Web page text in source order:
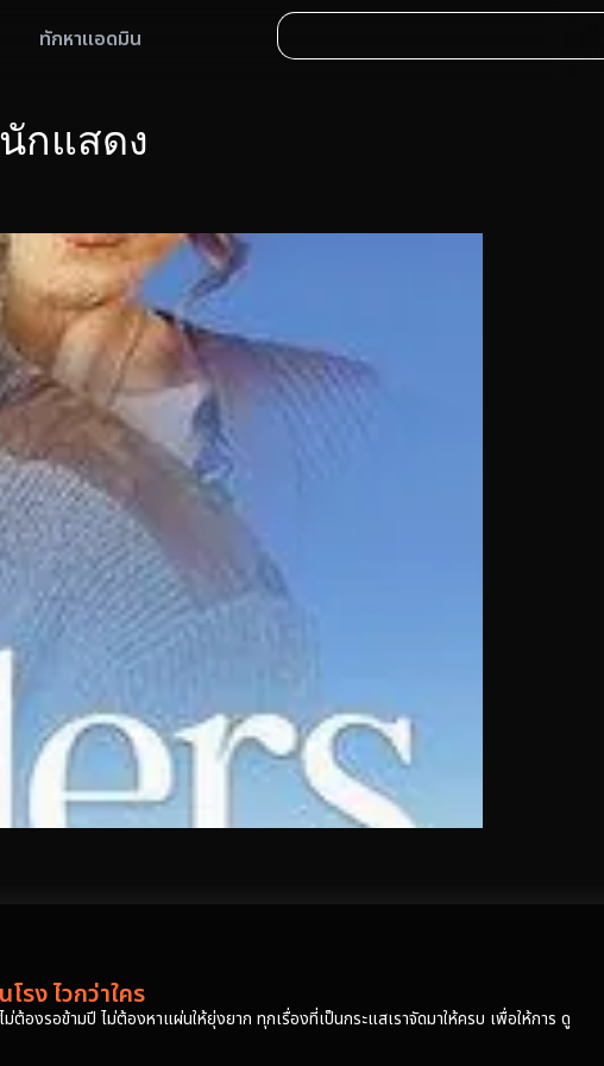
ทักหาแอดมิน
กแสดง
ง ไวกว่าใคร
องรอข้ามปี ไม่ต้องหาแผ่นให้ยุ่งยาก ทุกเรื่องที่เป็นกระแสเราจัดมาให้ครบ เพื่อให้การ ดู